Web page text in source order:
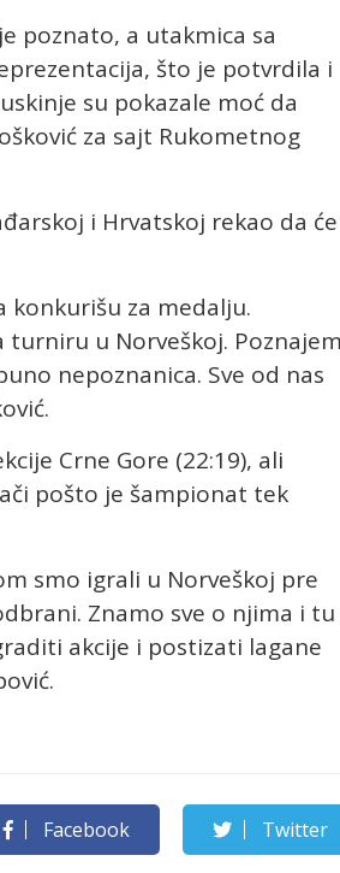
poznato, a utakmica sa
što je potvrdila i
su pokazale moć da
za sajt Rukometnog
i Hrvatskoj rekao da će
za medalju.
turniru u Norveškoj.
nepoznanica. Sve od nas
Crne Gore (22:19), ali
pošto je šampionat tek
smo igrali u Norveškoj pre
Znamo sve o njima i tu
akcije i postizati lagane
Facebook Twitter